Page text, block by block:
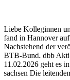
Liebe Kolle­ginnen
fand in Hannover
Nach­ste­hend der
BTB-Bund. dbb
11.02.2026 geht es
sachsen Die